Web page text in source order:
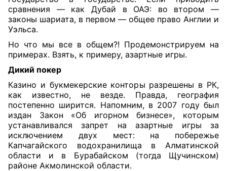
сравнения — как Дубай в ОАЭ: во втором —
законы шариата, в первом — общее право Англии и
Уэльса.
Но что мы все в общем?! Продемонстрируем на
примерах. Взять, к примеру, азартные игры.
Дикий покер
Казино и букмекерские конторы разрешены в РК,
как известно, не везде. Правда, география
постепенно ширится. Напомним, в 2007 году был
издан Закон «Об игорном бизнесе», которым
устанавливался запрет на азартные игры за
исключением двух мест: на побережье
Капчагайского водохранилища в Алматинской
области и в Бурабайском (тогда Щучинском)
районе Акмолинской области.